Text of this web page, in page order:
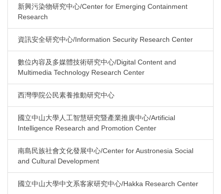
新興污染物研究中心/Center for Emerging Containment
Research
資訊安全研究中心/Information Security Research Center
數位內容及多媒體技術研究中心/Digital Content and
Multimedia Technology Research Center
西灣學院公民素養推動研究中心
國立中山大學人工智慧研究暨產業推廣中心/Artificial
Intelligence Research and Promotion Center
南島民族社會文化發展中心/Center for Austronesia Social
and Cultural Development
國立中山大學中文系客家研究中心/Hakka Research Center